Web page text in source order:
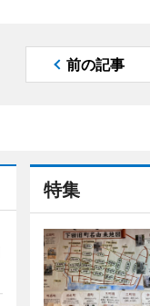
前の記事
特集